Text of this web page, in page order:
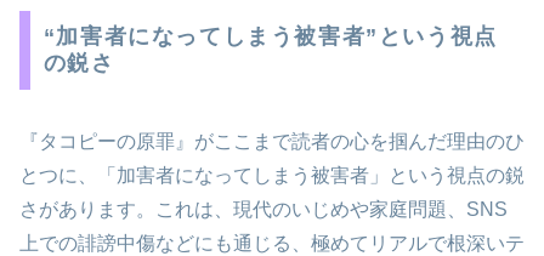
“加害者になってしまう被害者”という視点
の鋭さ
『タコピーの原罪』がここまで読者の心を掴んだ理由のひ
とつに、「加害者になってしまう被害者」という視点の鋭
さがあります。これは、現代のいじめや家庭問題、SNS
上での誹謗中傷などにも通じる、極めてリアルで根深いテ